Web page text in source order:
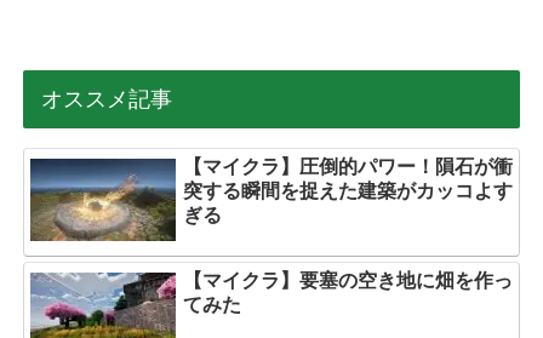
オススメ記事
【マイクラ】圧倒的パワー！隕石が衝
突する瞬間を捉えた建築がカッコよす
ぎる
【マイクラ】要塞の空き地に畑を作っ
てみた